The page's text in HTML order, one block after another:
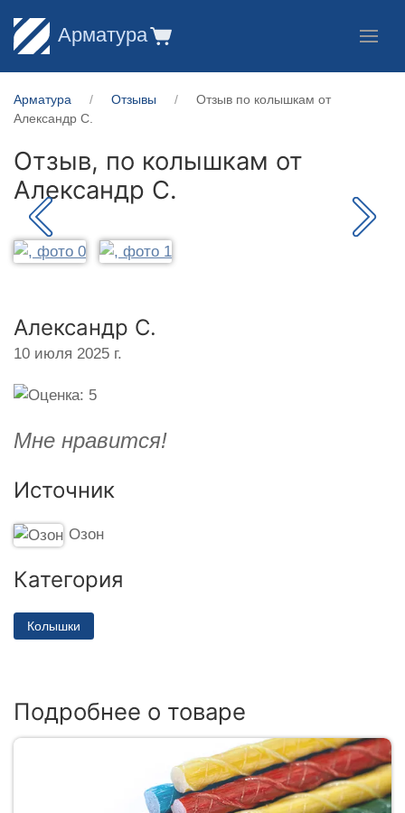
Арматура
Арматура Отзывы
Отзыв по колышкам от
Александр С.
Отзыв, по колышкам от
Александр С.
Александр С.
10 июля 2025 г.
Мне нравится!
Источник
Озон
Категория
Колышки
Подробнее о товаре